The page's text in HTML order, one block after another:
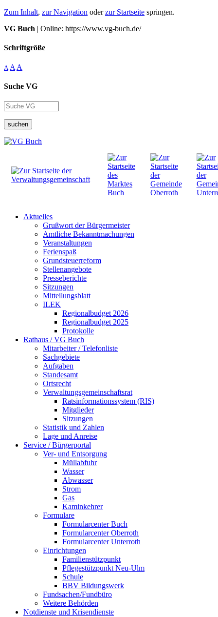
Zum Inhalt, zur Navigation oderzur Startseite springen.
VG Buch | Online: https://www.vg-buch.de/
Schriftgröße
A A A
Suche VG
suchen
Aktuelles
Grußwort der Bürgermeister
Amtliche Bekanntmachungen
Veranstaltungen
Ferienspaß
Grundsteuerreform
Stellenangebote
Presseberichte
Sitzungen
Mitteilungsblatt
ILEK
Regionalbudget 2026
Regionalbudget 2025
Protokolle
Rathaus / VG Buch
Mitarbeiter / Telefonliste
Sachgebiete
Aufgaben
Standesamt
Ortsrecht
Verwaltungsgemeinschaftsrat
Ratsinformationssystem (RIS)
Mitglieder
Sitzungen
Statistik und Zahlen
Lage und Anreise
Service / Bürgerportal
Ver- und Entsorgung
Müllabfuhr
Wasser
Abwasser
Strom
Gas
Kaminkehrer
Formulare
Formularcenter Buch
Formularcenter Oberroth
Formularcenter Unterroth
Einrichtungen
Familienstützpunkt
Pflegestützpunkt Neu-Ulm
Schule
BBV Bildungswerk
Fundsachen/Fundbüro
Weitere Behörden
Notdienste und Krisendienste